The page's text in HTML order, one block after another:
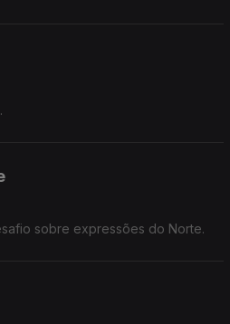
sobre expressões do Norte.